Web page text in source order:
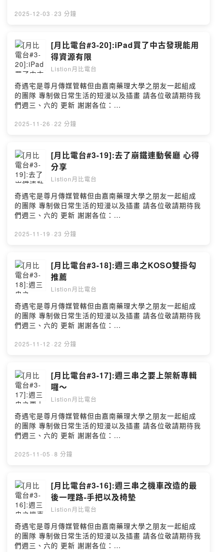
目由小藍泡芙冠名贊助播出： @bluepuff555 ** 尊月樂把
===========================================
========== ↓↓↓記得跟隨我以㊦網站↓↓↓ 月比亮樂
twitter:https://twitter.com/kirbytv20160908 月比亮樂網
站:https://www.listionstudio.com 歡迎廠商贊助本工作室
產品喔~ kirbytv20160908@gmail.com 歡迎贊助(抖內)
https://pay.soundon.fm/podcasts/5904f390-3f16-
4a57-bca4-e27f10288ab7 --Hosting provided by
SoundOn
2025-12-03 · 23 分鐘
[月比電台#3-20]:iPad買了中古發現能用
得資源有限
Listion月比電台
奇遇宅是尊月傳媒管轄但由嘉南藥理大學之朋友一起組成
的團隊 專制做日常生活的短漫以及插畫 請各位敬請期待我
們週三、六的 更新 謝謝各位：
目由小藍泡芙冠名贊助播出： @bluepuff555 ** 尊月樂跟
===========================================
========== ↓↓↓記得跟隨我以㊦網站↓↓↓ 月比亮樂
twitter:https://twitter.com/kirbytv20160908 月比亮樂網
站:https://www.listionstudio.com 歡迎廠商贊助本工作室
產品喔~ kirbytv20160908@gmail.com 歡迎贊助(抖內)
https://pay.soundon.fm/podcasts/5904f390-3f16-
4a57-bca4-e27f10288ab7 --Hosting provided by
SoundOn
2025-11-26 · 22 分鐘
[月比電台#3-19]:去了崩鐵連動餐廳 心得
分享
Listion月比電台
奇遇宅是尊月傳媒管轄但由嘉南藥理大學之朋友一起組成
的團隊 專制做日常生活的短漫以及插畫 請各位敬請期待我
們週三、六的 更新 謝謝各位：
目由小藍泡芙冠名贊助播出： @bluepuff555 ** 餐廳連動
===========================================
========== ↓↓↓記得跟隨我以㊦網站↓↓↓ 月比亮樂
twitter:https://twitter.com/kirbytv20160908 月比亮樂網
站:https://www.listionstudio.com 歡迎廠商贊助本工作室
產品喔~ kirbytv20160908@gmail.com 歡迎贊助(抖內)
https://pay.soundon.fm/podcasts/5904f390-3f16-
4a57-bca4-e27f10288ab7 --Hosting provided by
SoundOn
2025-11-19 · 23 分鐘
[月比電台#3-18]:週三串之KOSO雙掛勾
推薦
Listion月比電台
奇遇宅是尊月傳媒管轄但由嘉南藥理大學之朋友一起組成
的團隊 專制做日常生活的短漫以及插畫 請各位敬請期待我
們週三、六的 更新 謝謝各位：
目由小藍泡芙冠名贊助播出： @bluepuff555 ** 說實在的
===========================================
========== ↓↓↓記得跟隨我以㊦網站↓↓↓ 月比亮樂
twitter:https://twitter.com/kirbytv20160908 月比亮樂網
站:https://www.listionstudio.com 歡迎廠商贊助本工作室
產品喔~ kirbytv20160908@gmail.com 歡迎贊助(抖內)
https://pay.soundon.fm/podcasts/5904f390-3f16-
4a57-bca4-e27f10288ab7 --Hosting provided by
SoundOn
2025-11-12 · 22 分鐘
[月比電台#3-17]:週三串之要上架新專輯
囉～
Listion月比電台
奇遇宅是尊月傳媒管轄但由嘉南藥理大學之朋友一起組成
的團隊 專制做日常生活的短漫以及插畫 請各位敬請期待我
們週三、六的 更新 謝謝各位：
目由小藍泡芙冠名贊助播出： @bluepuff555 ** 這一次我
===========================================
========== ↓↓↓記得跟隨我以㊦網站↓↓↓ 月比亮樂
twitter:https://twitter.com/kirbytv20160908 月比亮樂網
站:https://www.listionstudio.com 歡迎廠商贊助本工作室
產品喔~ kirbytv20160908@gmail.com 歡迎贊助(抖內)
https://pay.soundon.fm/podcasts/5904f390-3f16-
4a57-bca4-e27f10288ab7 --Hosting provided by
2025-11-05 · 8 分鐘
[月比電台#3-16]:週三串之機車改造的最
後一哩路-手把以及椅墊
Listion月比電台
奇遇宅是尊月傳媒管轄但由嘉南藥理大學之朋友一起組成
的團隊 專制做日常生活的短漫以及插畫 請各位敬請期待我
們週三、六的 更新 謝謝各位：